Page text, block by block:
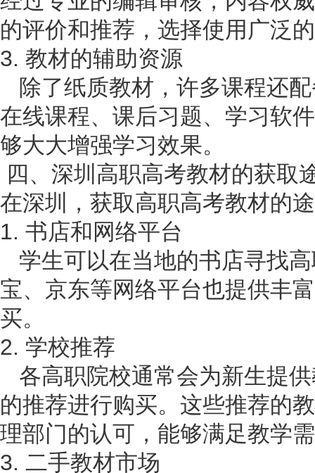
的评价和推荐，选择使用广泛
3. 教材的辅助资源
除了纸质教材，许多课程还
在线课程、课后习题、学习软
够大大增强学习效果。
四、深圳高职高考教材的获取
在深圳，获取高职高考教材的
1. 书店和网络平台
学生可以在当地的书店寻找
宝、京东等网络平台也提供丰
买。
2. 学校推荐
各高职院校通常会为新生提
的推荐进行购买。这些推荐的
理部门的认可，能够满足教学
3. 二手教材市场